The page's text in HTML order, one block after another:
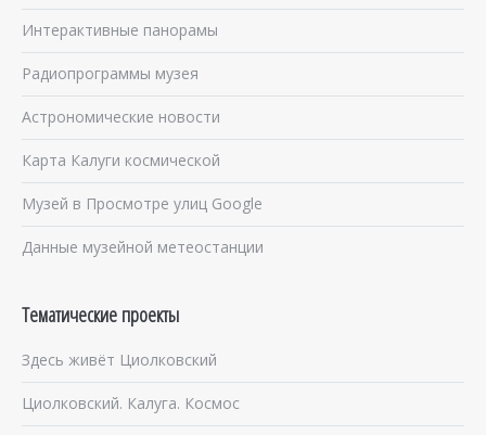
Интерактивные панорамы
Радиопрограммы музея
Астрономические новости
Карта Калуги космической
Музей в Просмотре улиц Google
Данные музейной метеостанции
Тематические проекты
Здесь живёт Циолковский
Циолковский. Калуга. Космос